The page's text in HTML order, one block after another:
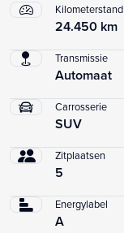
Kilometerstand
24.450 km
Transmissie
Automaat
Carrosserie
SUV
Zitplaatsen
5
Energylabel
A